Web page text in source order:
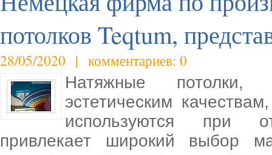
потолков Teqtum,
28/05/2020 | комментариев: 0
Натяжные потолки,
эстетическим
используются при
привлекает широкий выбор